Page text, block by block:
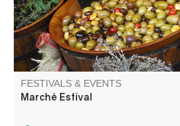
FESTIVALS & EVENTS
Marché Estival